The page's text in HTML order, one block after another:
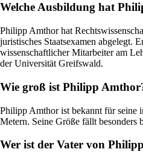
Welche Ausbildung hat
Philipp Amthor hat
juristisches Staatsexamen abgelegt.
wissenschaftlicher Mitarbeiter am
der Universität Greifswald.
Wie groß ist Philipp
Philipp Amthor ist bekannt für seine
Metern. Seine Größe fällt
Wer ist der Vater von